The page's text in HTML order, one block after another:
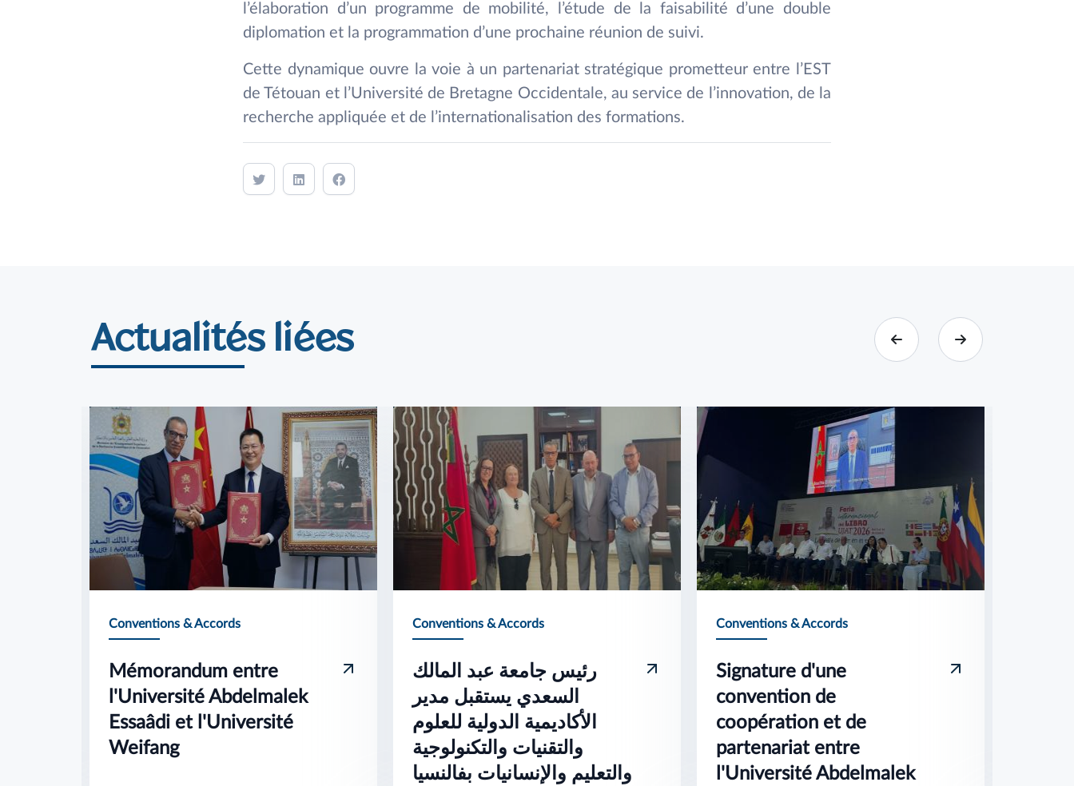
l’élaboration d’un programme de mobilité, l’étude de la faisabilité d’une double
diplomation et la programmation d’une prochaine réunion de suivi.
Cette dynamique ouvre la voie à un partenariat stratégique prometteur entre l’EST
de Tétouan et l’Université de Bretagne Occidentale, au service de l’innovation, de la
recherche appliquée et de l’internationalisation des formations.
Actualités liées
Conventions & Accords
Mémorandum entre
l'Université Abdelmalek
Essaâdi et l'Université
Weifang
Conventions & Accords
رئيس جامعة عبد المالك
السعدي يستقبل مدير
الأكاديمية الدولية للعلوم
والتقنيات والتكنولوجية
والتعليم والإنسانيات بفالنسيا
Conventions & Accords
Signature d'une
convention de
coopération et de
partenariat entre
l'Université Abdelmalek